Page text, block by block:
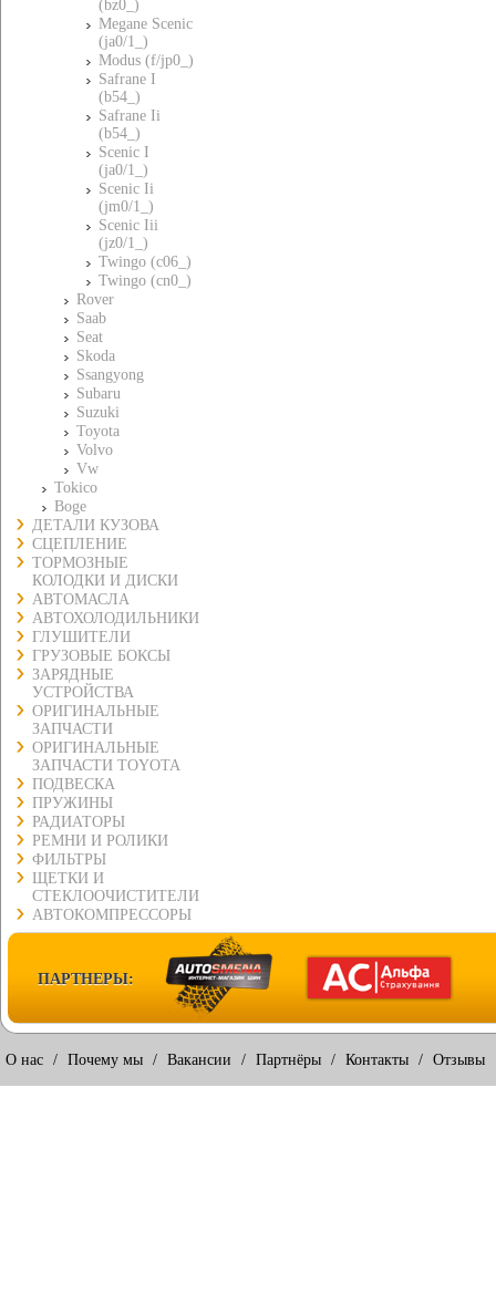
(bz0_)
Megane Scenic
(ja0/1_)
Modus (f/jp0_)
Safrane I
(b54_)
Safrane Ii
(b54_)
Scenic I
(ja0/1_)
Scenic Ii
(jm0/1_)
Scenic Iii
(jz0/1_)
Twingo (c06_)
Twingo (cn0_)
Rover
Saab
Seat
Skoda
Ssangyong
Subaru
Suzuki
Toyota
Volvo
Vw
Tokico
Boge
ДЕТАЛИ КУЗОВА
СЦЕПЛЕНИЕ
ТОРМОЗНЫЕ
КОЛОДКИ И ДИСКИ
АВТОМАСЛА
АВТОХОЛОДИЛЬНИКИ
ГЛУШИТЕЛИ
ГРУЗОВЫЕ БОКСЫ
ЗАРЯДНЫЕ
УСТРОЙСТВА
ОРИГИНАЛЬНЫЕ
ЗАПЧАСТИ
ОРИГИНАЛЬНЫЕ
ЗАПЧАСТИ TOYOTA
ПОДВЕСКА
ПРУЖИНЫ
РАДИАТОРЫ
РЕМНИ И РОЛИКИ
ФИЛЬТРЫ
ЩЕТКИ И
СТЕКЛООЧИСТИТЕЛИ
АВТОКОМПРЕССОРЫ
ПАРТНЕРЫ:
О нас / Почему мы / Вакансии / Партнёры / Контакты / Отзывы